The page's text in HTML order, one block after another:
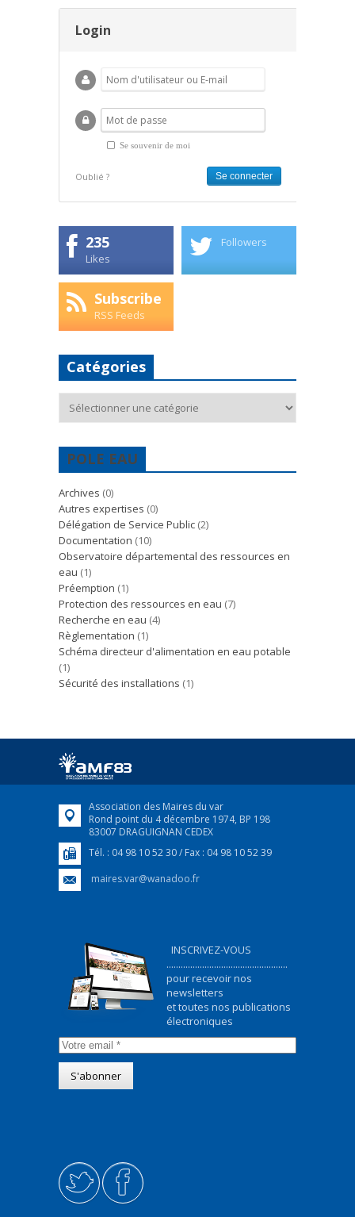
Login
Se souvenir de moi
Oublié ?
235
Likes
Followers
Subscribe
RSS Feeds
Catégories
POLE EAU
Archives (0)
Autres expertises (0)
Délégation de Service Public (2)
Documentation (10)
Observatoire départemental des ressources en
eau (1)
Préemption (1)
Protection des ressources en eau (7)
Recherche en eau (4)
Règlementation (1)
Schéma directeur d'alimentation en eau potable
(1)
Sécurité des installations (1)
Association des Maires du var
Rond point du 4 décembre 1974, BP 198
83007 DRAGUIGNAN CEDEX
Tél. : 04 98 10 52 30 / Fax : 04 98 10 52 39
maires.var@wanadoo.fr
INSCRIVEZ-VOUS
...................................................
pour recevoir nos
newsletters
et toutes nos publications
électroniques